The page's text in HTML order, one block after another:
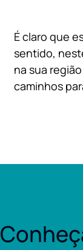
É claro que
sentido,
na sua
caminhos